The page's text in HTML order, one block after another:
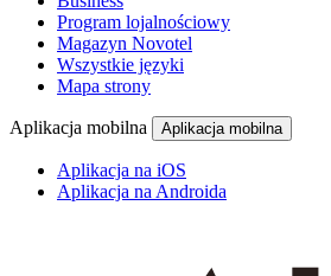
Program lojalnościowy
Magazyn Novotel
Wszystkie języki
Mapa strony
Aplikacja mobilna Aplikacja mobilna
Aplikacja na iOS
Aplikacja na Androida